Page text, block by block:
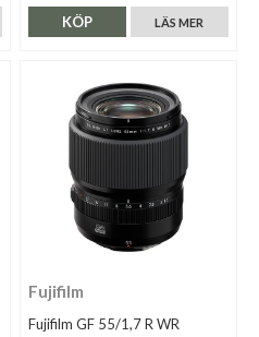
LÄS MER
KÖP
Fujifilm
Fujifilm GF 55/1,7 R WR